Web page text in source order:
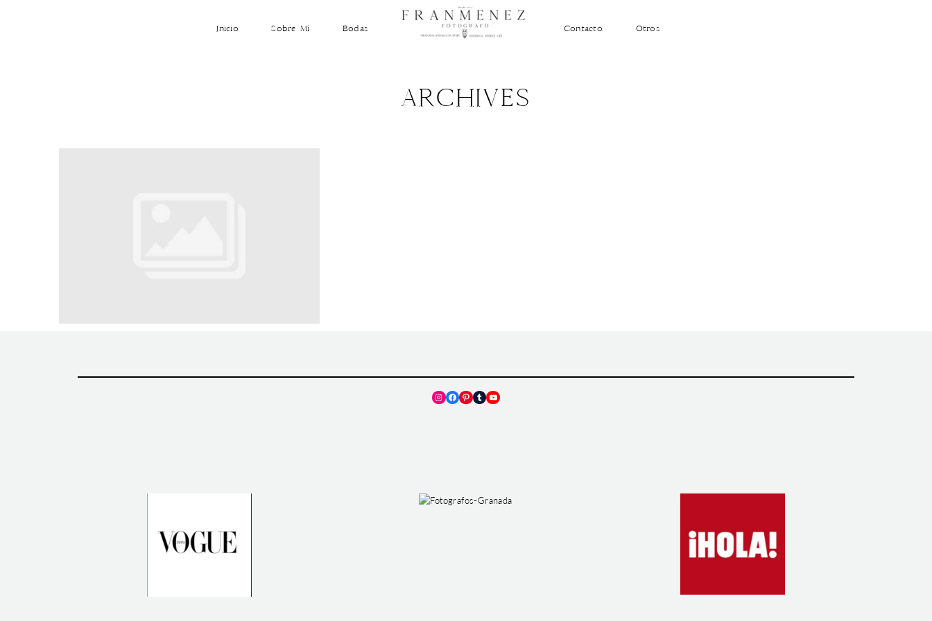
Inicio Sobre Mí Bodas Contacto Otros
ARCHIVES
Instagram
Facebook
Pinterest
TumblrYouTube